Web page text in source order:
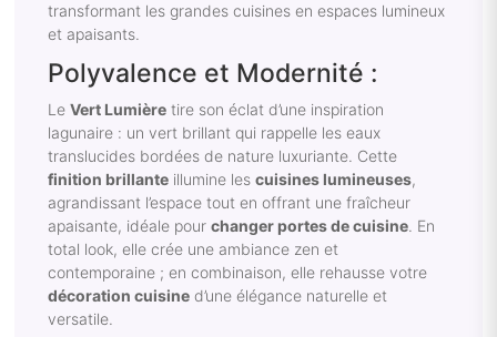
transformant les grandes cuisines en espaces lumineux
et apaisants.
Polyvalence et Modernité :
LeVert Lumière tire son éclat d’une inspiration
lagunaire : un vert brillant qui rappelle les eaux
translucides bordées de nature luxuriante. Cette
finition brillante illumine lescuisines lumineuses,
agrandissant l’espace tout en offrant une fraîcheur
apaisante, idéale pourchanger portes de cuisine. En
total look, elle crée une ambiance zen et
contemporaine ; en combinaison, elle rehausse votre
décoration cuisine d’une élégance naturelle et
versatile.